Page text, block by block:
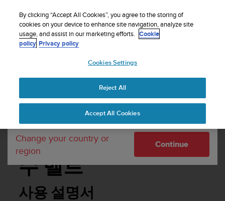
설명서
Suunto Smart 심박
수 벨트
사용 설명서
Your country or region:
United States
Currency: $ (USD)
Shipping only to United States
Change your country or
region
Continue
By clicking “Accept All Cookies”, you agree to the storing of
cookies on your device to enhance site navigation, analyze site
usage, and assist in our marketing efforts. Cookie
policy Privacy policy
Cookies Settings
Reject All
Accept All Cookies